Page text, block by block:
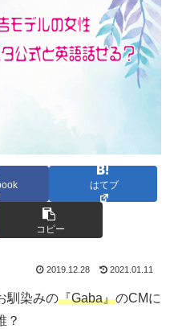
はてブ
コピー
2019.12.28 2021.01.11
馴染みの『Gaba』のCMに
？